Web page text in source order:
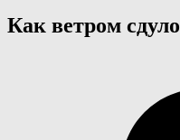
Как ветром сдуло